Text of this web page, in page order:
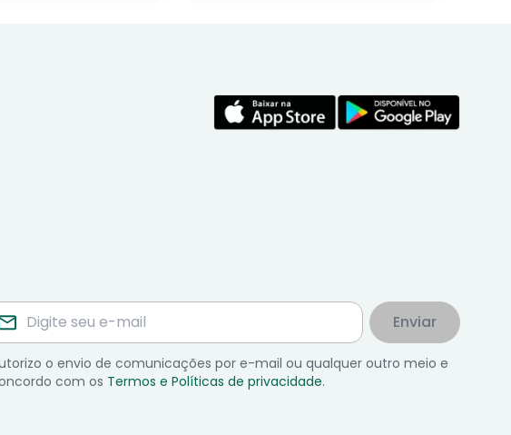
Enviar
o envio de comunicações por e-mail ou qualquer outro meio e
com os Termos e Políticas de privacidade.